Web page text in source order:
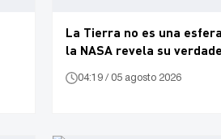
La Tierra no es una
la NASA revela su
04:19 / 05 agosto 2026